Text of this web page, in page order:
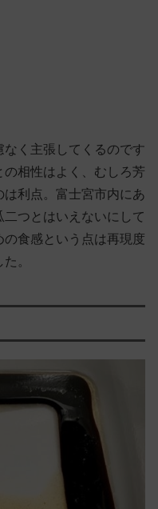
く主張してくるのです
相性はよく、むしろ芳
利点。富士宮市内にあ
つとはいえないにして
食感という点は再現度
。